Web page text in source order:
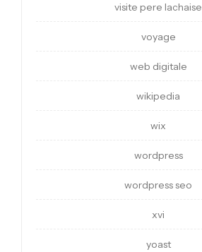
visite pere lachaise
voyage
web digitale
wikipedia
wix
wordpress
wordpress seo
xvi
yoast